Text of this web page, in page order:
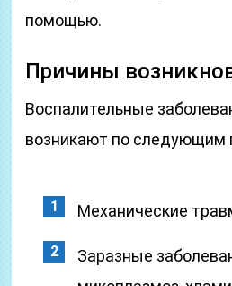
помощью.
Причины
Воспалительные
возникают по следующим
Механические
Заразные